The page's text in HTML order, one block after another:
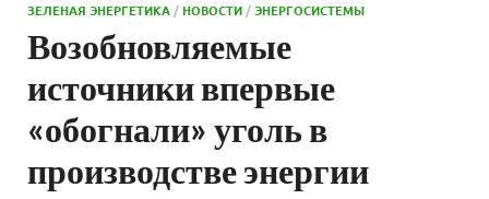
ЗЕЛЕНАЯ ЭНЕРГЕТИКА /НОВОСТИ /ЭНЕРГОСИСТЕМЫ
Возобновляемые
источники впервые
«обогнали» уголь в
производстве энергии